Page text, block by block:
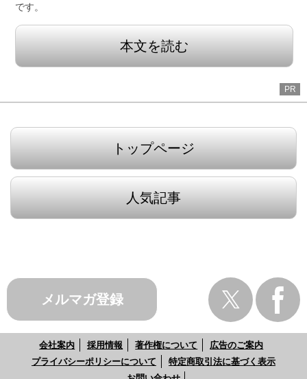
です。
本文を読む
PR
トップページ
人気記事
メルマガ登録
会社案内 採用情報 著作権について
広告のご案内
プライバシーポリシーについて
特定商取引法に基づく表示